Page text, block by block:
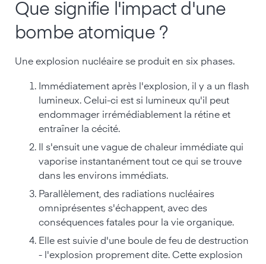
Que signifie l'impact d'une
bombe atomique ?
Une explosion nucléaire se produit en six phases.
Immédiatement après l'explosion, il y a un flash
lumineux. Celui-ci est si lumineux qu'il peut
endommager irrémédiablement la rétine et
entraîner la cécité.
Il s'ensuit une vague de chaleur immédiate qui
vaporise instantanément tout ce qui se trouve
dans les environs immédiats.
Parallèlement, des radiations nucléaires
omniprésentes s'échappent, avec des
conséquences fatales pour la vie organique.
Elle est suivie d'une boule de feu de destruction
- l'explosion proprement dite. Cette explosion